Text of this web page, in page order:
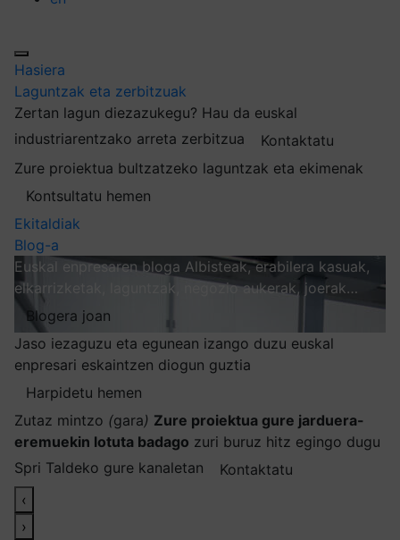
Hasiera
Laguntzak eta zerbitzuak
Zertan lagun diezazukegu? Hau da euskal
industriarentzako arreta zerbitzua
Kontaktatu
Zure proiektua bultzatzeko laguntzak eta ekimenak
Kontsultatu hemen
Ekitaldiak
Blog-a
Euskal enpresaren bloga Albisteak, erabilera kasuak,
elkarrizketak, laguntzak, negozio aukerak, joerak…
Blogera joan
Jaso iezaguzu eta egunean izango duzu euskal
enpresari eskaintzen diogun guztia
Harpidetu hemen
Zutaz mintzo (gara) Zure proiektua gure jarduera-
eremuekin lotuta badago zuri buruz hitz egingo dugu
Spri Taldeko gure kanaletan
Kontaktatu
‹
›